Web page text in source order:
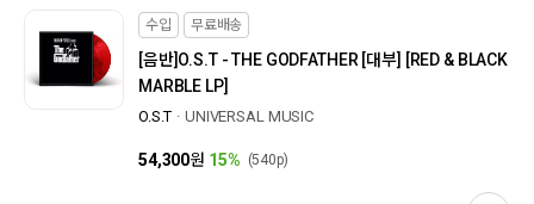
수입 무료배송
[음반]O.S.T - THE GODFATHER [대부] [RED & BLACK
MARBLE LP]
O.S.T UNIVERSAL MUSIC
54,300원 15% (540p)